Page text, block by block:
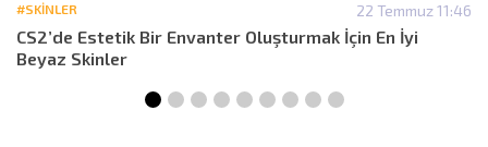
#SKINLER 22 Temmuz 11:46
CS2’de Estetik Bir Envanter Oluşturmak İçin En İyi
Beyaz Skinler